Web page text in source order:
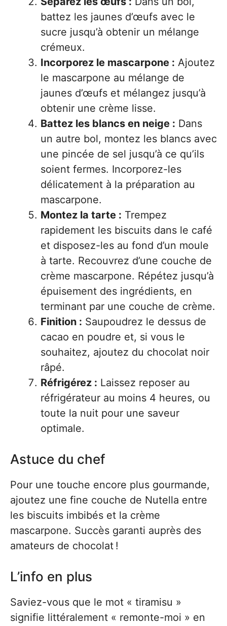
battez les jaunes d’œufs avec le
sucre jusqu’à obtenir un mélange
crémeux.
Incorporez le mascarpone : Ajoutez
le mascarpone au mélange de
jaunes d’œufs et mélangez jusqu’à
obtenir une crème lisse.
Battez les blancs en neige : Dans
un autre bol, montez les blancs avec
une pincée de sel jusqu’à ce qu’ils
soient fermes. Incorporez-les
délicatement à la préparation au
mascarpone.
Montez la tarte : Trempez
rapidement les biscuits dans le café
et disposez-les au fond d’un moule
à tarte. Recouvrez d’une couche de
crème mascarpone. Répétez jusqu’à
épuisement des ingrédients, en
terminant par une couche de crème.
Finition : Saupoudrez le dessus de
cacao en poudre et, si vous le
souhaitez, ajoutez du chocolat noir
râpé.
Réfrigérez : Laissez reposer au
réfrigérateur au moins 4 heures, ou
toute la nuit pour une saveur
optimale.
Astuce du chef
Pour une touche encore plus gourmande,
ajoutez une fine couche de Nutella entre
les biscuits imbibés et la crème
mascarpone. Succès garanti auprès des
amateurs de chocolat !
L’info en plus
Saviez-vous que le mot « tiramisu »
signifie littéralement « remonte-moi » en